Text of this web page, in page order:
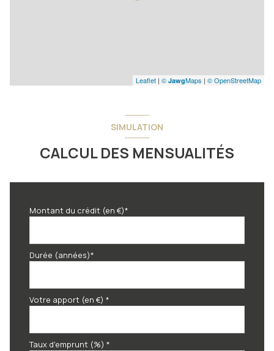
Leaflet | © JawgMaps | © OpenStreetMap
SIMULATION
CALCUL DES MENSUALITÉS
Montant du crédit (en €)*
Durée (années)*
Votre apport (en €) *
Taux d'emprunt (%) *